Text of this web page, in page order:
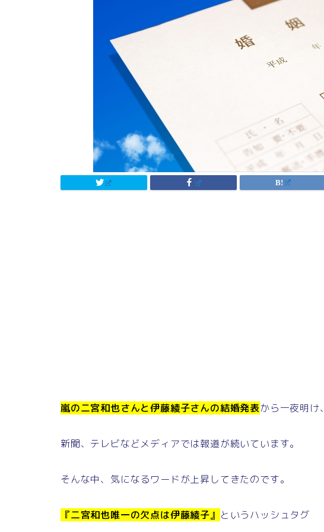
嵐の二宮和也さんと伊藤綾子さんの結婚発表から一夜明け、
新聞、テレビなどメディアでは報道が続いています。
そんな中、気になるワードが上昇してきたのです。
『二宮和也唯一の欠点は伊藤綾子』 というハッシュタグ